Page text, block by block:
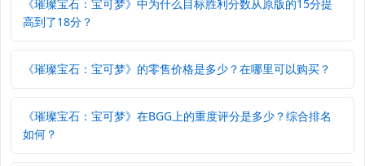
《璀璨宝石：宝可梦》中为什么目标胜利分数从原版的15分提
高到了18分？
《璀璨宝石：宝可梦》的零售价格是多少？在哪里可以购买？
《璀璨宝石：宝可梦》在BGG上的重度评分是多少？综合排名
如何？